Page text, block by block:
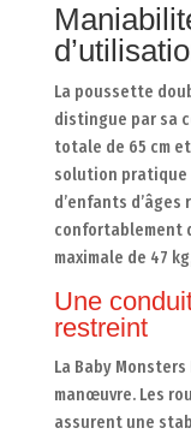
La poussette
distingue par sa
totale de 65 cm
solution pratique
d’enfants
confortablement
maximale de 47
Une
restreint
La Baby
manœuvre. Les
assurent une